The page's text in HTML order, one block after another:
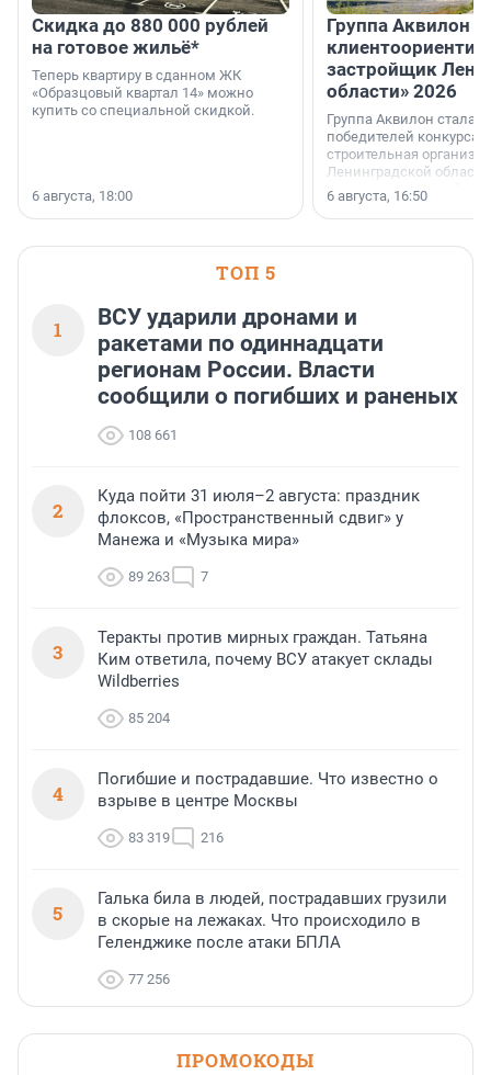
Скидка до 880 000 рублей
на готовое жильё*
Теперь квартиру в сданном ЖК
«Образцовый квартал 14» можно
купить со специальной скидкой.
6 августа, 18:00
Группа Аквилон
застройщик
области» 2026
Группа Аквилон стала
победителей конкурса
строительная
Ленинградской области
номинации «Самый
застройщик
области».
6 августа, 16:50
ТОП 5
1
ВСУ ударили дронами и
ракетами по одиннадцати
регионам России. Власти
сообщили о погибших и раненых
108 661
2
Куда пойти 31 июля–2 августа: праздник
флоксов, «Пространственный сдвиг» у
Манежа и «Музыка мира»
89 263 7
3
Теракты против мирных граждан. Татьяна
Ким ответила, почему ВСУ атакует склады
Wildberries
85 204
4
Погибшие и пострадавшие. Что известно о
взрыве в центре Москвы
83 319 216
5
Галька била в людей, пострадавших грузили
в скорые на лежаках. Что происходило в
Геленджике после атаки БПЛА
77 256
ПРОМОКОДЫ